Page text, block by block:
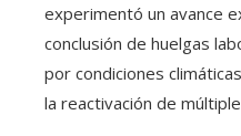
experimentó un avance
conclusión de huelgas
por condiciones
la reactivación de